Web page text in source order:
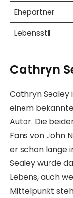
Ehepartner
Lebensstil
Cathryn
Cathryn
einem
Autor. Die
Fans von John
er schon lange
Sealey wurde
Lebens, auch
Mittelpunkt